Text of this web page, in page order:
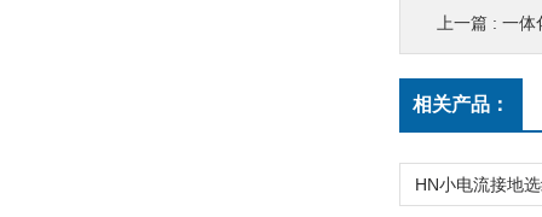
上一篇 : 一体
相关产品：